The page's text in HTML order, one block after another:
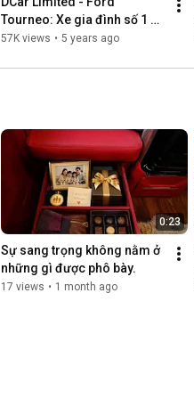
Tourneo: Xe gia đình số 1
Việt Nam, tặng ngay 50% lệ
57K views • 5 years ago
0:23
Sự sang trọng không nằm ở
những gì được phô bày.
17 views • 1 month ago